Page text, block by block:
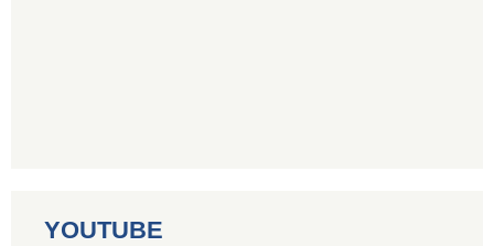
YOUTUBE